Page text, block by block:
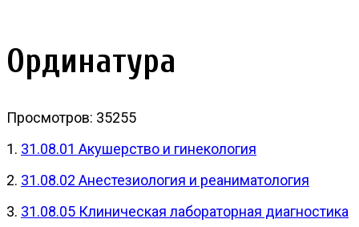
Ординатура
Просмотров: 35255
1. 31.08.01 Акушерство и гинекология
2. 31.08.02 Анестезиология и реаниматология
3. 31.08.05 Клиническая лабораторная диагностика